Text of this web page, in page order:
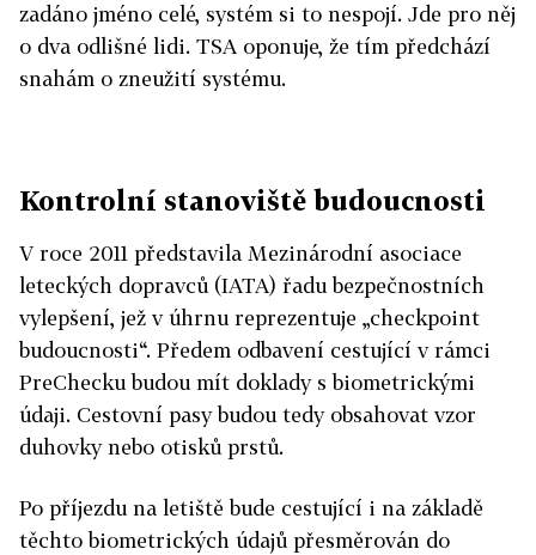
zadáno jméno celé, systém si to nespojí. Jde pro něj
o dva odlišné lidi. TSA oponuje, že tím předchází
snahám o zneužití systému.
Kontrolní stanoviště budoucnosti
V roce 2011 představila Mezinárodní asociace
leteckých dopravců (IATA) řadu bezpečnostních
vylepšení, jež v úhrnu reprezentuje „checkpoint
budoucnosti“. Předem odbavení cestující v rámci
PreChecku budou mít doklady s biometrickými
údaji. Cestovní pasy budou tedy obsahovat vzor
duhovky nebo otisků prstů.
Po příjezdu na letiště bude cestující i na základě
těchto biometrických údajů přesměrován do